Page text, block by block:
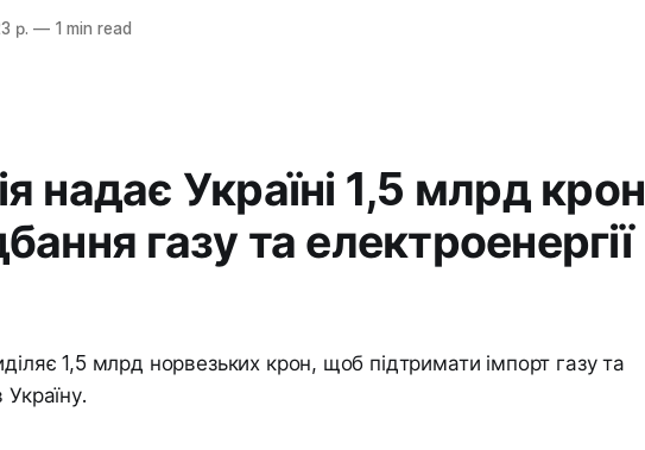
р. —1 min read
надає Україні 1,5 млрд крон
газу та електроенергії
1,5 млрд норвезьких крон, щоб підтримати імпорт газу та
Україну.